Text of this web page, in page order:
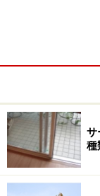
そこで、最近
用施設と、その
人のライフスタ
ってきますので
えるときの参考
サ
種